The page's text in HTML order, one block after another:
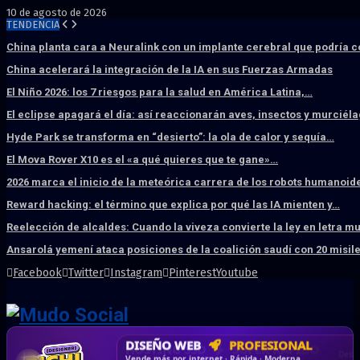
10 de agosto de 2026
TENDENCIA
China planta cara a Neuralink con un implante cerebral que podría
China acelerará la integración de la IA en sus Fuerzas Armadas
El Niño 2026: los 7 riesgos para la salud en América Latina,…
El eclipse apagará el día: así reaccionarán aves, insectos y
Hyde Park se transforma en “desierto”: la ola de calor y sequía…
El Mova Rover X10 es el «a qué quieres que te gane»…
2026 marca el inicio de la meteórica carrera de los robots
Reward hacking: el término que explica por qué las IA mienten y…
Reelección de alcaldes: Cuando la viveza convierte la ley en letra
Ansarolá yemení ataca posiciones de la coalición saudí con 20
Facebook Twitter Instagram PinterestYoutube
HOSTING SSD SÚPER RÁPIDO
DISEÑO WEB PROFESIONAL
CRM & DASHBOARD A MEDIDA
CORREO CORPORATIVO